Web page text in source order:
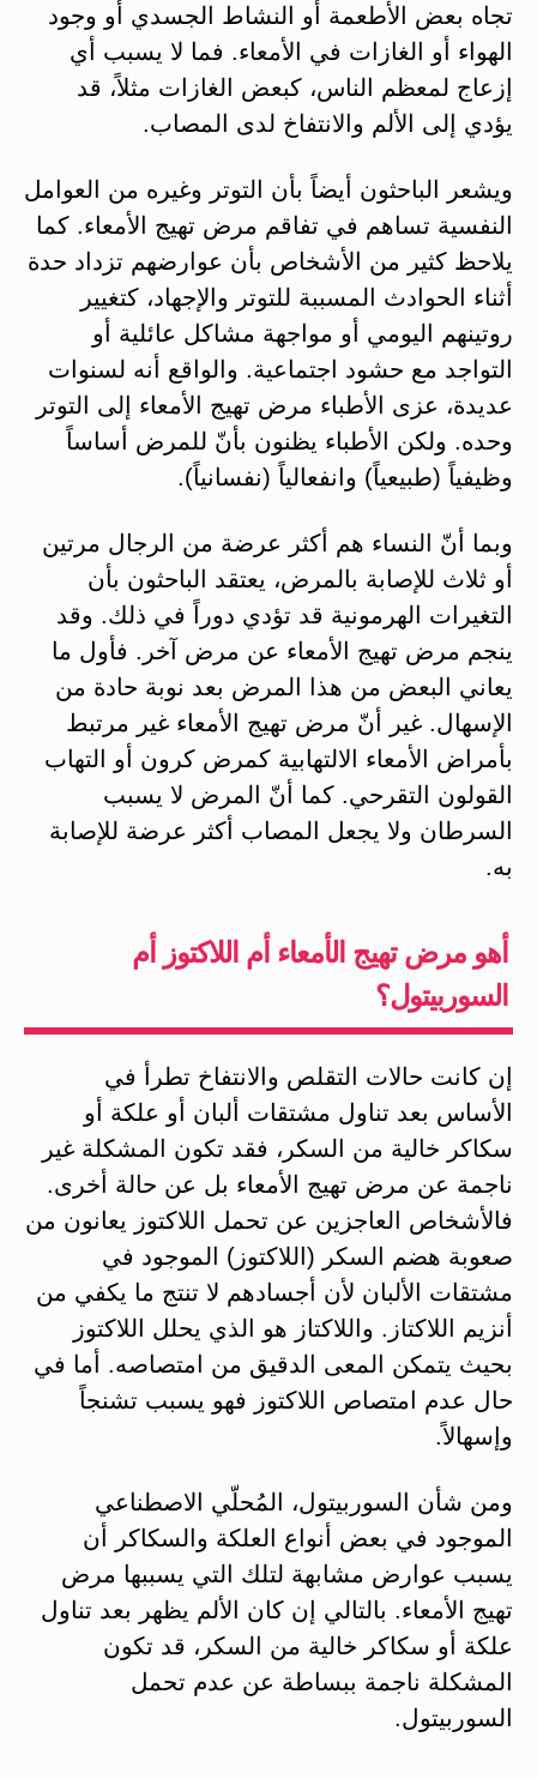
تجاه بعض الأطعمة أو النشاط الجسدي أو وجود
الهواء أو الغازات في الأمعاء. فما لا يسبب أي
إزعاج لمعظم الناس، كبعض الغازات مثلاً، قد
يؤدي إلى الألم والانتفاخ لدى المصاب.
ويشعر الباحثون أيضاً بأن التوتر وغيره من العوامل
النفسية تساهم في تفاقم مرض تهيج الأمعاء. كما
يلاحظ كثير من الأشخاص بأن عوارضهم تزداد حدة
أثناء الحوادث المسببة للتوتر والإجهاد، كتغيير
روتينهم اليومي أو مواجهة مشاكل عائلية أو
التواجد مع حشود اجتماعية. والواقع أنه لسنوات
عديدة، عزى الأطباء مرض تهيج الأمعاء إلى التوتر
وحده. ولكن الأطباء يظنون بأنّ للمرض أساساً
وظيفياً (طبيعياً) وانفعالياً (نفسانياً).
وبما أنّ النساء هم أكثر عرضة من الرجال مرتين
أو ثلاث للإصابة بالمرض، يعتقد الباحثون بأن
التغيرات الهرمونية قد تؤدي دوراً في ذلك. وقد
ينجم مرض تهيج الأمعاء عن مرض آخر. فأول ما
يعاني البعض من هذا المرض بعد نوبة حادة من
الإسهال. غير أنّ مرض تهيج الأمعاء غير مرتبط
بأمراض الأمعاء الالتهابية كمرض كرون أو التهاب
القولون التقرحي. كما أنّ المرض لا يسبب
السرطان ولا يجعل المصاب أكثر عرضة للإصابة
به.
أهو مرض تهيج الأمعاء أم اللاكتوز أم
السوربيتول؟
إن كانت حالات التقلص والانتفاخ تطرأ في
الأساس بعد تناول مشتقات ألبان أو علكة أو
سكاكر خالية من السكر، فقد تكون المشكلة غير
ناجمة عن مرض تهيج الأمعاء بل عن حالة أخرى.
فالأشخاص العاجزين عن تحمل اللاكتوز يعانون من
صعوبة هضم السكر (اللاكتوز) الموجود في
مشتقات الألبان لأن أجسادهم لا تنتج ما يكفي من
أنزيم اللاكتاز. واللاكتاز هو الذي يحلل اللاكتوز
بحيث يتمكن المعى الدقيق من امتصاصه. أما في
حال عدم امتصاص اللاكتوز فهو يسبب تشنجاً
وإسهالاً.
ومن شأن السوربيتول، المُحلّي الاصطناعي
الموجود في بعض أنواع العلكة والسكاكر أن
يسبب عوارض مشابهة لتلك التي يسببها مرض
تهيج الأمعاء. بالتالي إن كان الألم يظهر بعد تناول
علكة أو سكاكر خالية من السكر، قد تكون
المشكلة ناجمة ببساطة عن عدم تحمل
السوربيتول.